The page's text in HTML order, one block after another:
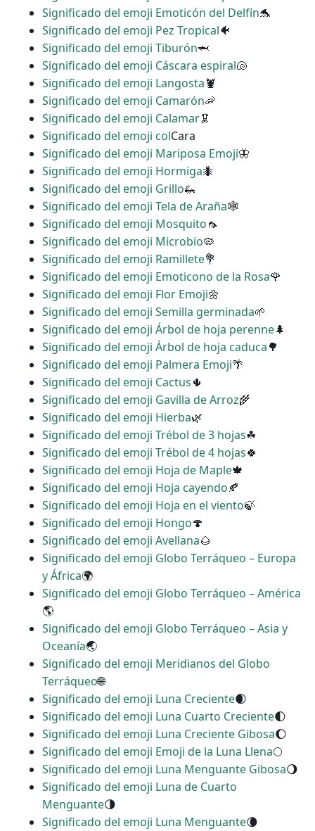
Significado del emoji Emoticón del Delfín🐬
Significado del emoji Pez Tropical🐠
Significado del emoji Tiburón🦈
Significado del emoji Cáscara espiral🐚
Significado del emoji Langosta🦞
Significado del emoji Camarón🦐
Significado del emoji Calamar🦑
Significado del emoji colCara
Significado del emoji Mariposa Emoji🦋
Significado del emoji Hormiga🐜
Significado del emoji Grillo🦗
Significado del emoji Tela de Araña🕸
Significado del emoji Mosquito🦟
Significado del emoji Microbio🦠
Significado del emoji Ramillete💐
Significado del emoji Emoticono de la Rosa🌹
Significado del emoji Flor Emoji🌼
Significado del emoji Semilla germinada🌱
Significado del emoji Árbol de hoja perenne🌲
Significado del emoji Árbol de hoja caduca🌳
Significado del emoji Palmera Emoji🌴
Significado del emoji Cactus🌵
Significado del emoji Gavilla de Arroz🌾
Significado del emoji Hierba🌿
Significado del emoji Trébol de 3 hojas☘
Significado del emoji Trébol de 4 hojas🍀
Significado del emoji Hoja de Maple🍁
Significado del emoji Hoja cayendo🍂
Significado del emoji Hoja en el viento🍃
Significado del emoji Hongo🍄
Significado del emoji Avellana🌰
Significado del emoji Globo Terráqueo – Europa
y África🌍
Significado del emoji Globo Terráqueo – América
🌎
Significado del emoji Globo Terráqueo – Asia y
Oceanía🌏
Significado del emoji Meridianos del Globo
Terráqueo🌐
Significado del emoji Luna Creciente🌒
Significado del emoji Luna Cuarto Creciente🌓
Significado del emoji Luna Creciente Gibosa🌔
Significado del emoji Emoji de la Luna Llena🌕
Significado del emoji Luna Menguante Gibosa🌖
Significado del emoji Luna de Cuarto
Menguante🌗
Significado del emoji Luna Menguante🌘